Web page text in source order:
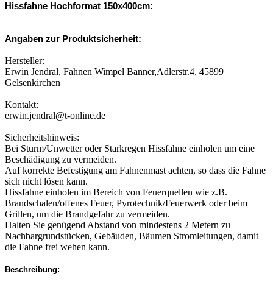
Hissfahne Hochformat 150x400cm:
Angaben zur Produktsicherheit:
Hersteller:
Erwin Jendral, Fahnen Wimpel Banner,Adlerstr.4, 45899
Gelsenkirchen
Kontakt:
erwin.jendral@t-online.de
Sicherheitshinweis:
Bei Sturm/Unwetter oder Starkregen Hissfahne einholen um eine
Beschädigung zu vermeiden.
Auf korrekte Befestigung am Fahnenmast achten, so dass die Fahne
sich nicht lösen kann.
Hissfahne einholen im Bereich von Feuerquellen wie z.B.
Brandschalen/offenes Feuer, Pyrotechnik/Feuerwerk oder beim
Grillen, um die Brandgefahr zu vermeiden.
Halten Sie genügend Abstand von mindestens 2 Metern zu
Nachbargrundstücken, Gebäuden, Bäumen Stromleitungen, damit
die Fahne frei wehen kann.
Beschreibung: